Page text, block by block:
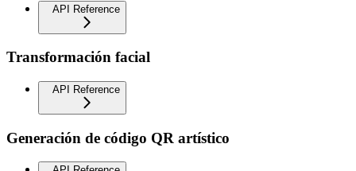
API Reference
Transformación facial
API Reference
Generación de código QR artístico